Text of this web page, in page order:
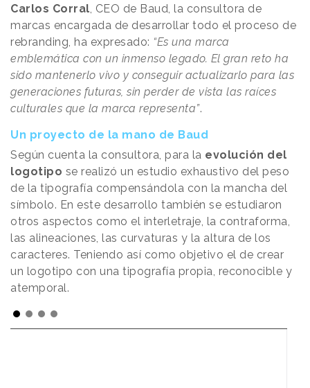
Carlos Corral, CEO de Baud, la consultora de
marcas encargada de desarrollar todo el proceso de
rebranding, ha expresado: “Es una marca
emblemática con un inmenso legado. El gran reto ha
sido mantenerlo vivo y conseguir actualizarlo para las
generaciones futuras, sin perder de vista las raíces
culturales que la marca representa”.
Un proyecto de la mano de Baud
Según cuenta la consultora, para la evolución del
logotipo se realizó un estudio exhaustivo del peso
de la tipografía compensándola con la mancha del
símbolo. En este desarrollo también se estudiaron
otros aspectos como el interletraje, la contraforma,
las alineaciones, las curvaturas y la altura de los
caracteres. Teniendo así como objetivo el de crear
un logotipo con una tipografía propia, reconocible y
atemporal.